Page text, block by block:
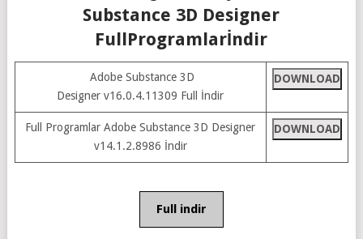
Substance 3D Designer
FullProgramlarİndir
Adobe Substance 3D
Designer v16.0.4.11309 Full İndir
DOWNLOAD
Full Programlar Adobe Substance 3D Designer
v14.1.2.8986 İndir
DOWNLOAD
Full indir